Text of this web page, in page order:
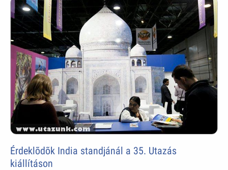
Érdeklõdõk India standjánál a 35. Utazás
kiállításon